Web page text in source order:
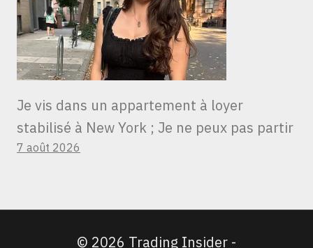
Je vis dans un appartement à loyer
stabilisé à New York ; Je ne peux pas partir
7 août 2026
© 2026 Trading Insider -